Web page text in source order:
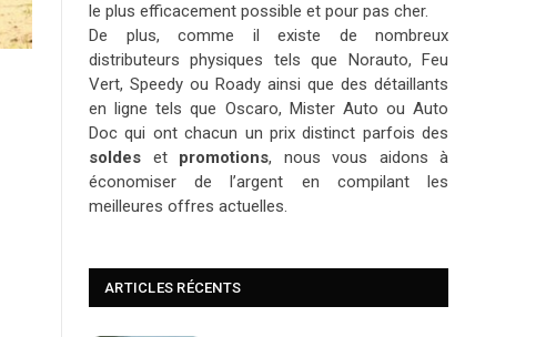
le plus efficacement possible et pour pas cher.
De plus, comme il existe de nombreux
distributeurs physiques tels que Norauto, Feu
Vert, Speedy ou Roady ainsi que des détaillants
en ligne tels que Oscaro, Mister Auto ou Auto
Doc qui ont chacun un prix distinct parfois des
soldes et promotions, nous vous aidons à
économiser de l’argent en compilant les
meilleures offres actuelles.
ARTICLES RÉCENTS